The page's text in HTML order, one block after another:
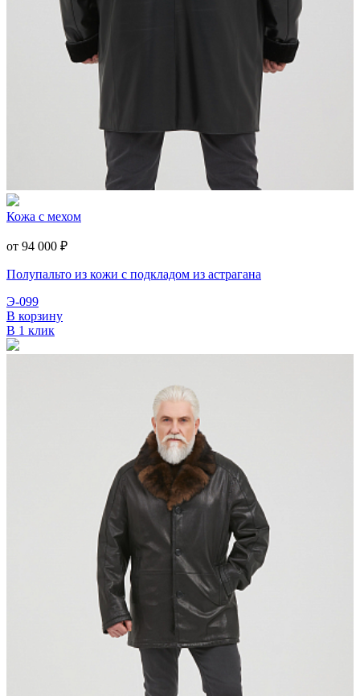
Кожа с мехом
от 94 000 ₽
Полупальто из кожи с подкладом из астрагана
Э-099
В корзину
В 1 клик